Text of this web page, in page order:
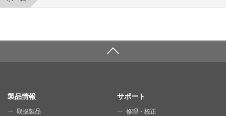
SITE MAP
製品情報
取扱製品
サポート
修理・校正